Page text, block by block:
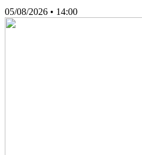
05/08/2026 • 14:00